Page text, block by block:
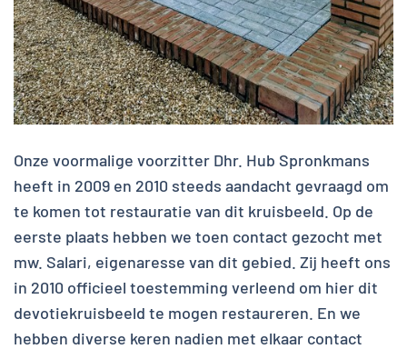
Onze voormalige voorzitter Dhr. Hub Spronkmans
heeft in 2009 en 2010 steeds aandacht gevraagd om
te komen tot restauratie van dit kruisbeeld. Op de
eerste plaats hebben we toen contact gezocht met
mw. Salari, eigenaresse van dit gebied. Zij heeft ons
in 2010 officieel toestemming verleend om hier dit
devotiekruisbeeld te mogen restaureren. En we
hebben diverse keren nadien met elkaar contact